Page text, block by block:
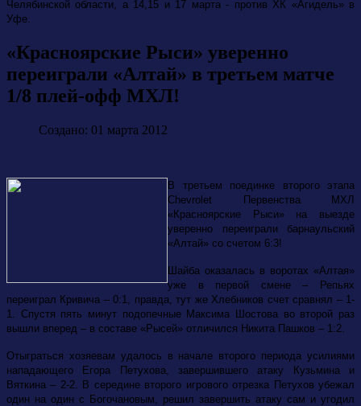
Челябинской области, а 14,15 и 17 марта - против ХК «Агидель» в
Уфе.
«Красноярские Рыси» уверенно
переиграли «Алтай» в третьем матче
1/8 плей-офф МХЛ!
Создано: 01 марта 2012
В третьем поединке второго этапа
Chevrolet
Первенства МХЛ
«Красноярские Рыси» на выезде
уверенно переиграли барнаульский
«Алтай» со счетом 6:3!
Шайба оказалась в воротах «Алтая»
уже в первой смене – Репьях
переиграл Кривича – 0:1, правда, тут же Хлебников счет сравнял – 1-
1. Спустя пять минут подопечные Максима Шостова во второй раз
вышли вперед – в составе «Рысей» отличился Никита Пашков – 1:2.
Отыграться хозяевам удалось в начале второго периода усилиями
нападающего Егора Петухова, завершившего атаку Кузьмина и
Вяткина – 2-2. В середине второго игрового отрезка Петухов убежал
один на один с Богочановым, решил завершить атаку сам и угодил